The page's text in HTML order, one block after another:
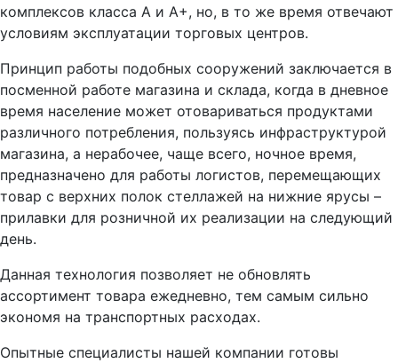
комплексов класса А и А+, но, в то же время отвечают
условиям эксплуатации торговых центров.
Принцип работы подобных сооружений заключается в
посменной работе магазина и склада, когда в дневное
время население может отовариваться продуктами
различного потребления, пользуясь инфраструктурой
магазина, а нерабочее, чаще всего, ночное время,
предназначено для работы логистов, перемещающих
товар с верхних полок стеллажей на нижние ярусы –
прилавки для розничной их реализации на следующий
день.
Данная технология позволяет не обновлять
ассортимент товара ежедневно, тем самым сильно
экономя на транспортных расходах.
Опытные специалисты нашей компании готовы